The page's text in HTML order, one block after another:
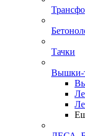
Тачки
Вышки-